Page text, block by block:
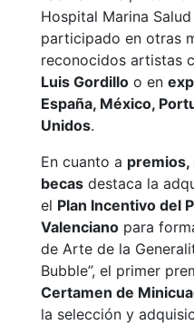
Hospital Marina
participado en otras
reconocidos artistas
Luis Gordillo o en
España, México,
Unidos.
En cuanto a premios,
becas destaca la
el Plan Incentivo del
Valenciano para
de Arte de la
Bubble”, el primer
Certamen de
la selección y